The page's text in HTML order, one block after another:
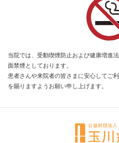
当院では、受動喫煙防止および健康増進
面禁煙としております。
患者さんや来院者の皆さまに安心してご
を賜りますようお願い申し上げます。